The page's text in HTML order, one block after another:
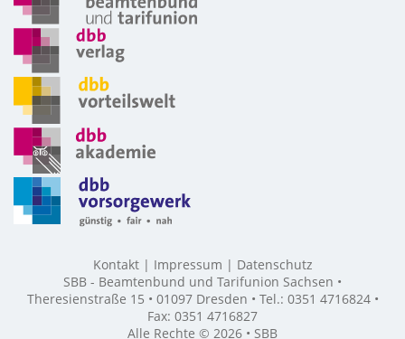
Kontakt Impressum
Datenschutz
SBB - Beamtenbund und Tarifunion Sachsen •
Theresienstraße 15 • 01097 Dresden • Tel.: 0351 4716824 •
Fax: 0351 4716827
Alle Rechte © 2026 • SBB